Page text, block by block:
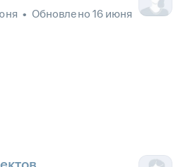
• Обновлено 16 июня